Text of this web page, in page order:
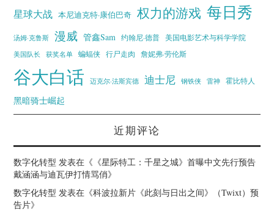
星球大战 本尼迪克特·康伯巴奇 权力的游戏 每日秀
汤姆·克鲁斯 漫威 管鑫Sam 约翰尼·德普
美国电影艺术与科学学院
美国队长
获奖名单 蝙蝠侠 行尸走肉 詹妮弗·劳伦斯
谷大白话 迈克尔·法斯宾德 迪士尼 钢铁侠 雷神 霍比特人
黑暗骑士崛起
近期评论
数字化转型 发表在《 《星际特工：千星之城》首曝中文先行预告
戴涵涵与迪瓦伊打情骂俏》
数字化转型 发表在《科波拉新片《此刻与日出之间》（Twixt）预
告片》